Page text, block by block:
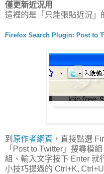
僅更新近況用
這裡的是「只能張貼近況」
Firefox Search Plugin: Post to
到 原作者網頁 ，直接點選
「Post to Twitter」搜尋模
組、輸入文字按下 Enter 就
小技巧提過的 Ctrl+K,